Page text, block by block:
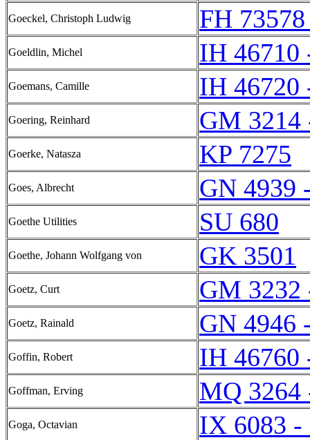
Goeckel, Christoph Ludwig FH
Goeldlin, Michel IH 46710
Goemans, Camille IH 46720
Goering, Reinhard GM 3214
Goerke, Natasza KP 7275
Goes, Albrecht GN 4939
Goethe Utilities SU 680
Goethe, Johann Wolfgang von GK 3501
Goetz, Curt GM 3232
Goetz, Rainald GN 4946
Goffin, Robert IH 46760
Goffman, Erving MQ 3264
Goga, Octavian IX 6083 -